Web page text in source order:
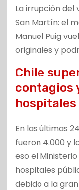
La irrupción del
San Martín: el
Manuel Puig
originales y
Chile
contagios
En las últimas
fueron 4.000 y
eso el
hospitales
debido a la